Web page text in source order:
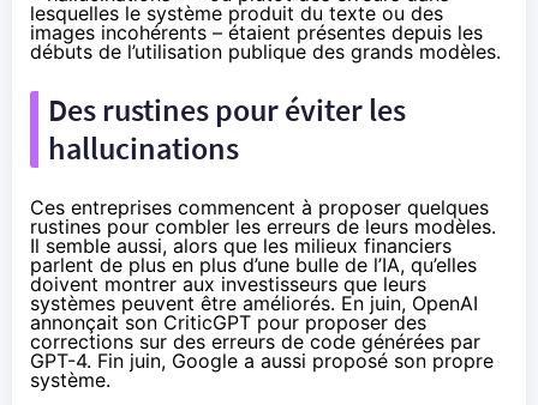
lesquelles le système produit du texte ou des
images incohérents – étaient présentes depuis les
débuts de l’utilisation publique des grands modèles.
Des rustines pour éviter les
hallucinations
Ces entreprises commencent à proposer quelques
rustines pour combler les erreurs de leurs modèles.
Il semble aussi, alors que les milieux financiers
parlent de plus en plus d’une bulle de l’IA, qu’elles
doivent montrer aux investisseurs que leurs
systèmes peuvent être améliorés. En juin, OpenAI
annonçait son CriticGPT pour proposer des
corrections sur des erreurs de code générées par
GPT-4. Fin juin, Google a aussi proposé son propre
système.